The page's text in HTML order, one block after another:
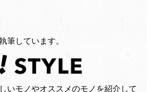
筆しています。
いモノやオススメのモノを紹介して